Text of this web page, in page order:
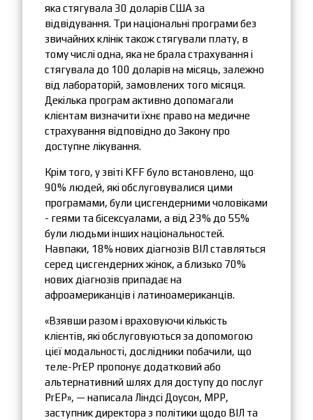
яка стягувала 30 доларів США за
відвідування. Три національні програми без
звичайних клінік також стягували плату, в
тому числі одна, яка не брала страхування і
стягувала до 100 доларів на місяць, залежно
від лабораторій, замовлених того місяця.
Декілька програм активно допомагали
клієнтам визначити їхнє право на медичне
страхування відповідно до Закону про
доступне лікування.
Крім того, у звіті KFF було встановлено, що
90% людей, які обслуговувалися цими
програмами, були цисгендерними чоловіками
- геями та бісексуалами, а від 23% до 55%
були людьми інших національностей.
Навпаки, 18% нових діагнозів ВІЛ ставляться
серед цисгендерних жінок, а близько 70%
нових діагнозів припадає на
афроамериканців і латиноамериканців.
«Взявши разом і враховуючи кількість
клієнтів, які обслуговуються за допомогою
цієї модальності, дослідники побачили, що
теле-PrEP пропонує додатковий або
альтернативний шлях для доступу до послуг
PrEP», — написала Ліндсі Доусон, MPP,
заступник директора з політики щодо ВІЛ та